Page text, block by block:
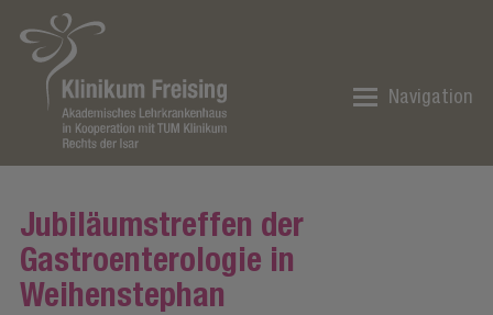
Navigation
Jubiläumstreffen der
Gastroenterologie in
Weihenstephan